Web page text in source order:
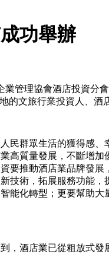
功舉辦
管理協會酒店投資
文旅行業投資人、酒
民群眾生活的獲得感
高質量發展，不斷增
要推動酒店業品牌發
技術，拓展服務功能
能化轉型；更要幫助
，酒店業已從粗放式